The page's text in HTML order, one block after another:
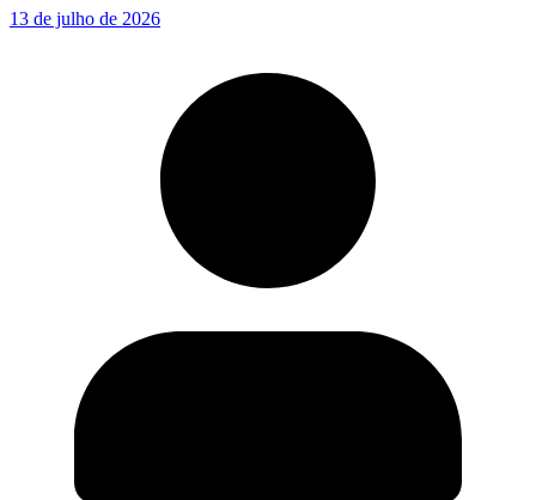
13 de julho de 2026